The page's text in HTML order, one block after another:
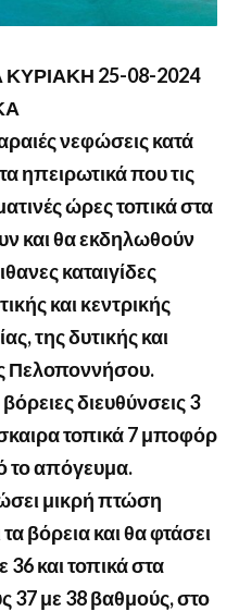
25-08-2024
νεφώσεις κατά
ηπειρωτικά που τις
ώρες τοπικά στα
και θα εκδηλωθούν
καταιγίδες
και κεντρικής
της δυτικής και
Πελοποννήσου.
διευθύνσεις 3
τοπικά 7 μποφόρ
το απόγευμα.
μικρή πτώση
βόρεια και θα φτάσει
36 και τοπικά στα
37 με 38 βαθμούς, στο